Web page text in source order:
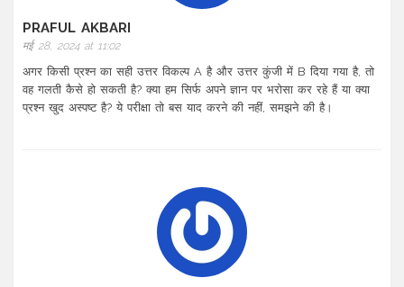
PRAFUL AKBARI
मई 28, 2024 at 11:02
अगर किसी प्रश्न का सही उत्तर विकल्प A है और उत्तर कुंजी में B दिया गया है, तो
वह गलती कैसे हो सकती है? क्या हम सिर्फ अपने ज्ञान पर भरोसा कर रहे हैं या क्या
प्रश्न खुद अस्पष्ट है? ये परीक्षा तो बस याद करने की नहीं, समझने की है।